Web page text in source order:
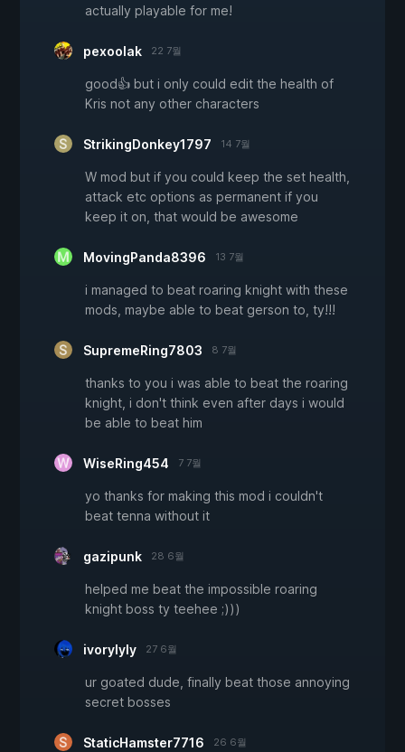
actually playable for me!
pexoolak 22 7월
good👍 but i only could edit the health of
Kris not any other characters
StrikingDonkey1797 14 7월
W mod but if you could keep the set health,
attack etc options as permanent if you
keep it on, that would be awesome
MovingPanda8396 13 7월
i managed to beat roaring knight with these
mods, maybe able to beat gerson to, ty!!!
SupremeRing7803 8 7월
thanks to you i was able to beat the roaring
knight, i don't think even after days i would
be able to beat him
WiseRing454 7 7월
yo thanks for making this mod i couldn't
beat tenna without it
gazipunk 28 6월
helped me beat the impossible roaring
knight boss ty teehee ;)))
ivorylyly 27 6월
ur goated dude, finally beat those annoying
secret bosses
StaticHamster7716 26 6월